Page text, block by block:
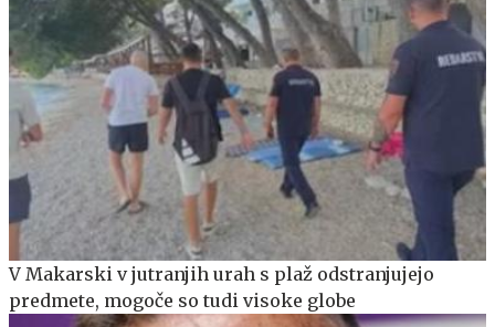
V Makarski v jutranjih urah s plaž odstranjujejo
predmete, mogoče so tudi visoke globe